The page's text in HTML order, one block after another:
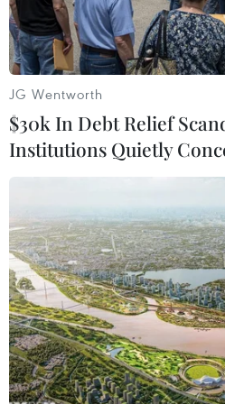
Các tay súng IS tại tỉnh
(Ảnh: AFP/
Trợ lý Bộ trưởng Tài
bố Marshall Billingslea
cấp tài chính của tổ chức
tự xưng có thể sẽ chuyển
JG Wentworth
$30k In Debt Relief
Institutions Quietly